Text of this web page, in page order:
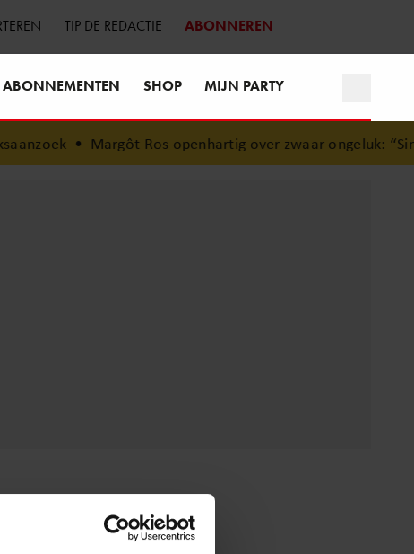
TIP DE REDACTIE ABONNEREN
ABONNEMENTEN SHOP MIJN PARTY
•Margôt Ros openhartig over zwaar ongeluk: